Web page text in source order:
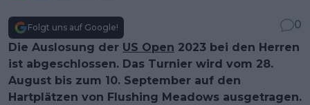
Folgt uns auf Google!
0
Die Auslosung der US Open 2023 bei den Herren
ist abgeschlossen. Das Turnier wird vom 28.
August bis zum 10. September auf den
Hartplätzen von Flushing Meadows ausgetragen.